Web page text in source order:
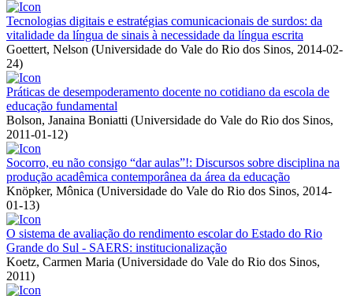
Tecnologias digitais e estratégias comunicacionais de surdos: da
vitalidade da língua de sinais à necessidade da língua escrita
Goettert, Nelson (Universidade do Vale do Rio dos Sinos, 2014-02-
24)
Práticas de desempoderamento docente no cotidiano da escola de
educação fundamental
Bolson, Janaina Boniatti (Universidade do Vale do Rio dos Sinos,
2011-01-12)
Socorro, eu não consigo “dar aulas”!: Discursos sobre disciplina na
produção acadêmica contemporânea da área da educação
Knöpker, Mônica (Universidade do Vale do Rio dos Sinos, 2014-
01-13)
O sistema de avaliação do rendimento escolar do Estado do Rio
Grande do Sul - SAERS: institucionalização
Koetz, Carmen Maria (Universidade do Vale do Rio dos Sinos,
2011)